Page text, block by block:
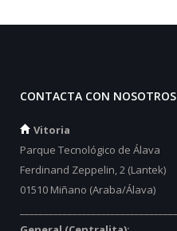
CONTACTA CON NOSOTROS
Vitoria
Parque Tecnológico de Álava
Ferdinand Zeppelin, 2 (Lantek)
01510 Miñano (Araba/Álava)